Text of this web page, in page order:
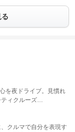
を夜ドライブ。見慣れ
ティクルーズ…
クルマで自分を表現す